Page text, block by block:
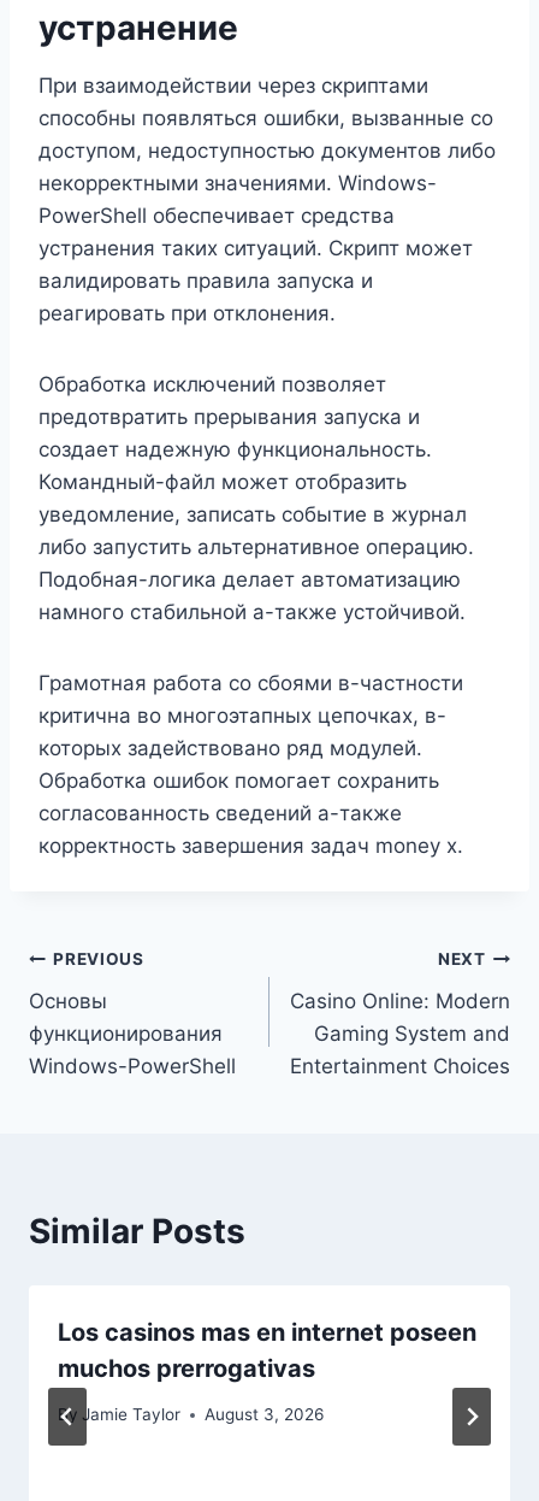
устранение
При взаимодействии через скриптами
способны появляться ошибки, вызванные со
доступом, недоступностью документов либо
некорректными значениями. Windows-
PowerShell обеспечивает средства
устранения таких ситуаций. Скрипт может
валидировать правила запуска и
реагировать при отклонения.
Обработка исключений позволяет
предотвратить прерывания запуска и
создает надежную функциональность.
Командный-файл может отобразить
уведомление, записать событие в журнал
либо запустить альтернативное операцию.
Подобная-логика делает автоматизацию
намного стабильной а-также устойчивой.
Грамотная работа со сбоями в-частности
критична во многоэтапных цепочках, в-
которых задействовано ряд модулей.
Обработка ошибок помогает сохранить
согласованность сведений а-также
корректность завершения задач money x.
Post
navigation
PREVIOUS
Основы
функционирования
Windows-PowerShell
NEXT
Casino Online: Modern
Gaming System and
Entertainment Choices
Similar Posts
Los casinos mas en internet poseen
muchos prerrogativas
By Jamie Taylor August 3, 2026